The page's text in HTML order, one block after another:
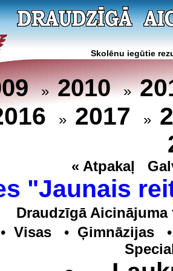
Skolēnu iegūtie
»2010»
» 2017 »
« Atpakaļ
"Jaunais
Draudzīgā
Visas• Ģimnāzijas